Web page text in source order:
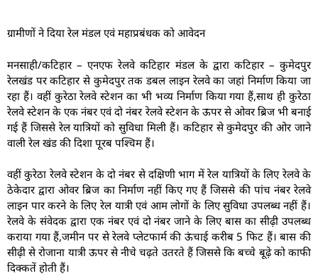
ग्रामीणों ने दिया रेल मंडल एवं महाप्रबंधक को आवेदन
मनसाही/कटिहार – एनएफ रेलवे कटिहार मंडल के द्वारा कटिहार – कुमेदपुर
रेलखंड पर कटिहार से कुमेदपुर तक डबल लाइन रेलवे का जहां निर्माण किया जा
रहा हैं। वहीं कुरेठा रेलवे स्टेशन का भी भव्य निर्माण किया गया हैं,साथ ही कुरेठा
रेलवे स्टेशन के एक नंबर एवं दो नंबर रेलवे स्टेशन के ऊपर से ओवर ब्रिज भी बनाई
गई हैं जिससे रेल यात्रियों को सुविधा मिली हैं। कटिहार से कुमेदपुर की ओर जाने
वाली रेल खंड की दिशा पूरब पश्चिम हैं।
वहीं कुरेठा रेलवे स्टेशन के दो नंबर से दक्षिणी भाग में रेल यात्रियों के लिए रेलवे के
ठेकेदार द्वारा ओवर ब्रिज का निर्माण नहीं किए गए हैं जिससे की पांच नंबर रेलवे
लाइन पार करने के लिए रेल यात्री एवं आम लोगों के लिए सुविधा उपलब्ध नहीं हैं।
रेलवे के संवेदक द्वारा एक नंबर एवं दो नंबर जाने के लिए बास का सीढ़ी उपलब्ध
कराया गया हैं,जमीन पर से रेलवे प्लेटफार्म की ऊंचाई करीब 5 फिट हैं। बास की
सीढ़ी से रोजाना यात्री ऊपर से नीचे चढ़ते उतरते हैं जिससे कि बच्चे बूढ़े को काफी
दिक्कतें होती हैं।